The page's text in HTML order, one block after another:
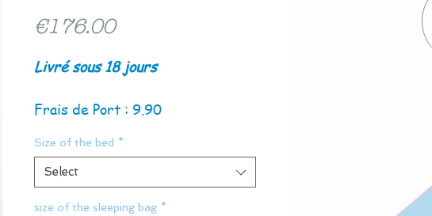
€176.00Price
Livré sous 18 jours
Frais de Port : 9.90
Size of the bed *
Select
size of the sleeping bag *